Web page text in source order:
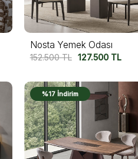
Nosta Yemek Odası
152.500TL 127.500TL
%17 İndirim